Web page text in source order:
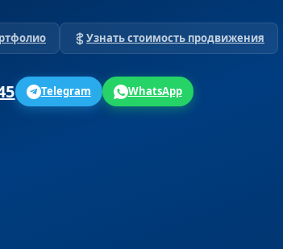
Узнать стоимость продвижения
Telegram WhatsApp